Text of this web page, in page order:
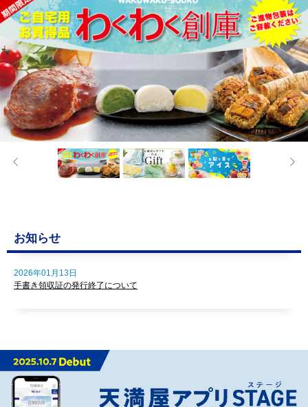
お知らせ
2026年01月13日
手書き領収証の発行終了について